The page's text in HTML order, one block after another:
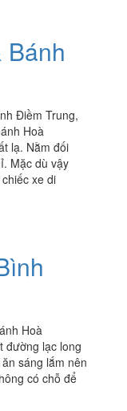
Điềm Trung,
Hoà
lạ. Nằm đối
Mặc dù vậy
xe di
Hoà